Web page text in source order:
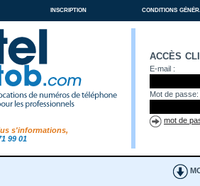
inscription conditions
s'informations,
99 01
accès
E-mail :
Mot de passe:
mot de